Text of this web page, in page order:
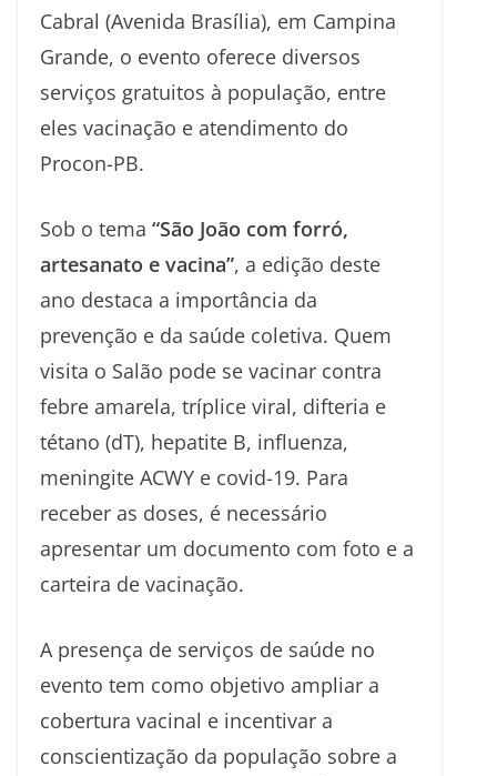
Cabral (Avenida Brasília), em Campina
Grande, o evento oferece diversos
serviços gratuitos à população, entre
eles vacinação e atendimento do
Procon-PB.
Sob o tema “São João com forró,
artesanato e vacina”, a edição deste
ano destaca a importância da
prevenção e da saúde coletiva. Quem
visita o Salão pode se vacinar contra
febre amarela, tríplice viral, difteria e
tétano (dT), hepatite B, influenza,
meningite ACWY e covid-19. Para
receber as doses, é necessário
apresentar um documento com foto e a
carteira de vacinação.
A presença de serviços de saúde no
evento tem como objetivo ampliar a
cobertura vacinal e incentivar a
conscientização da população sobre a